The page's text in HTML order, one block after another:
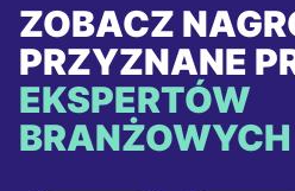
ZOBACZ
PRZYZNANE
EKSPERTÓW
BRANŻOWYCH